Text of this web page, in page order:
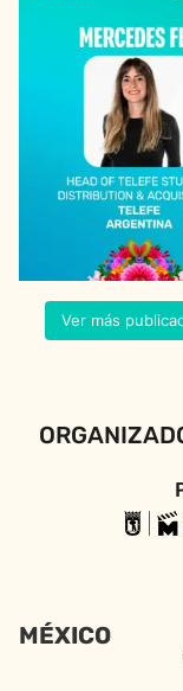
Ver más
MÉXICO